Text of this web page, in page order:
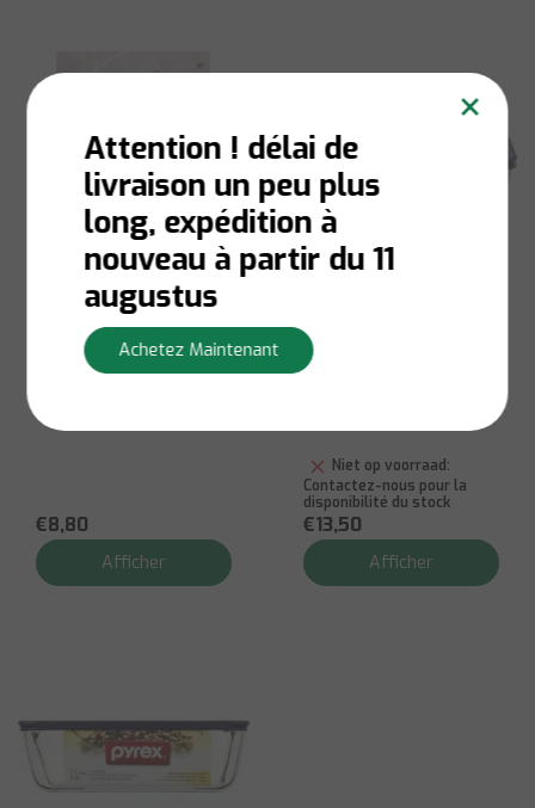
Verre doseur 250 ml
résistant à la
€8,80
Afficher
Plat de cuisson en
Pyrex avec
transparent, 6
tasses, 1,42 L
Niet op voorraad:
Contactez-nous pour la
disponibilité du stock
€13,50
Afficher
×
Attention ! délai de
livraison un peu plus
long, expédition à
nouveau à partir du 11
augustus
Achetez Maintenant